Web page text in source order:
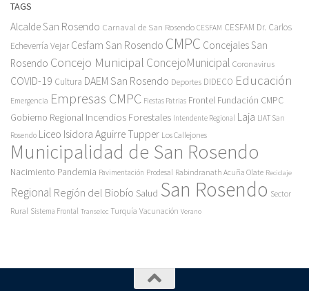
TAGS
Alcalde San Rosendo Carnaval de San Rosendo CESFAM CESFAM Dr. Carlos
Echeverría Vejar Cesfam San Rosendo CMPC Concejales San
Rosendo Concejo Municipal ConcejoMunicipal Coronavirus
COVID-19 Cultura DAEM San Rosendo Deportes DIDECO Educación
Emergencia Empresas CMPC Fiestas Patrias Frontel Fundación CMPC
Gobierno Regional Incendios Forestales Intendente Regional Laja LIAT San
Rosendo Liceo Isidora Aguirre Tupper Los Callejones
Municipalidad de San Rosendo
Nacimiento Pandemia Pavimentación Prodesal Rabindranath Acuña Olate Reciclaje
Regional Región del Biobío Salud San Rosendo Sector
Rural Sistema Frontal Transelec Turquía Vacunación Verano